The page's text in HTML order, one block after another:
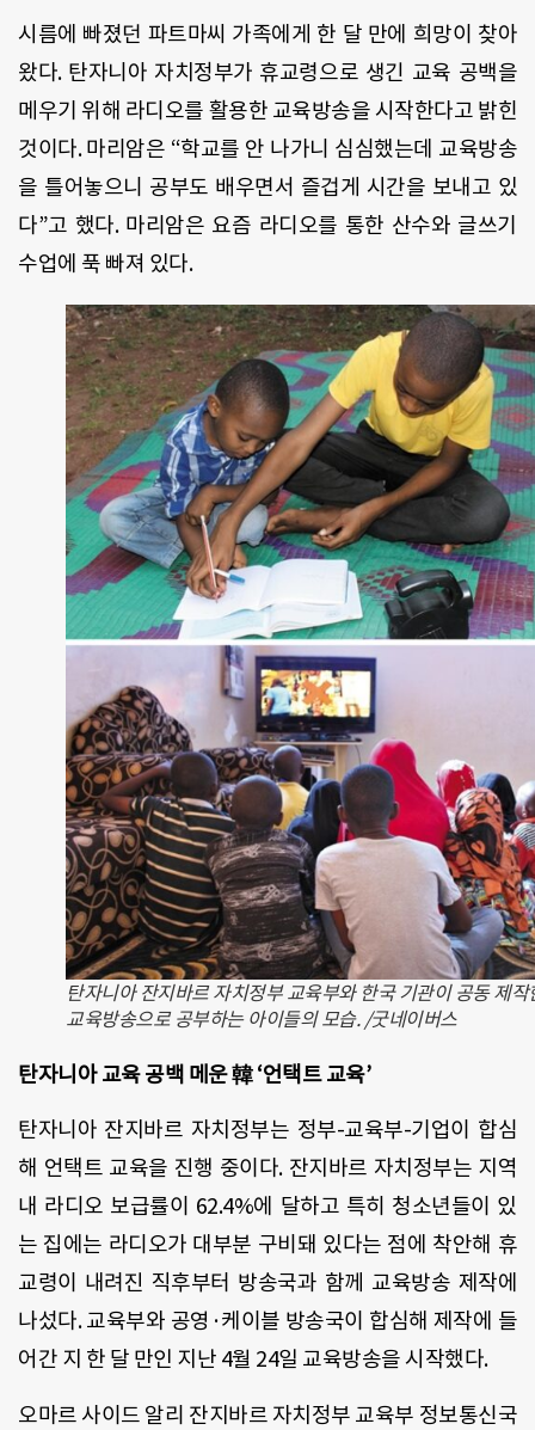
시름에 빠졌던 파트마씨 가족에게 한 달 만에 희망이 찾아
왔다. 탄자니아 자치정부가 휴교령으로 생긴 교육 공백을
메우기 위해 라디오를 활용한 교육방송을 시작한다고 밝힌
것이다. 마리암은 “학교를 안 나가니 심심했는데 교육방송
을 틀어놓으니 공부도 배우면서 즐겁게 시간을 보내고 있
다”고 했다. 마리암은 요즘 라디오를 통한 산수와 글쓰기
수업에 푹 빠져 있다.
탄자니아 잔지바르 자치정부 교육부와 한국 기관이 공동 제작
교육방송으로 공부하는 아이들의 모습. /굿네이버스
탄자니아 교육 공백 메운 韓 ‘언택트 교육’
탄자니아 잔지바르 자치정부는 정부-교육부-기업이 합심
해 언택트 교육을 진행 중이다. 잔지바르 자치정부는 지역
내 라디오 보급률이 62.4%에 달하고 특히 청소년들이 있
는 집에는 라디오가 대부분 구비돼 있다는 점에 착안해 휴
교령이 내려진 직후부터 방송국과 함께 교육방송 제작에
나섰다. 교육부와 공영·케이블 방송국이 합심해 제작에 들
어간 지 한 달 만인 지난 4월 24일 교육방송을 시작했다.
오마르 사이드 알리 잔지바르 자치정부 교육부 정보통신국